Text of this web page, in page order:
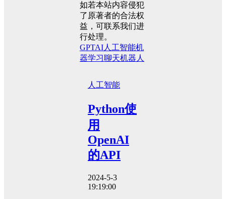
如若本站内容侵犯
了原著者的合法权
益，可联系我们进
行处理。
GPTAI人工智能机
器学习聊天机器人
人工智能
Python使
用
OpenAI
的API
2024-5-3
19:19:00